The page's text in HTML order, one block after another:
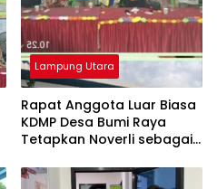
Lampung Utara
Rapat Anggota Luar Biasa
KDMP Desa Bumi Raya
Tetapkan Noverli sebagai